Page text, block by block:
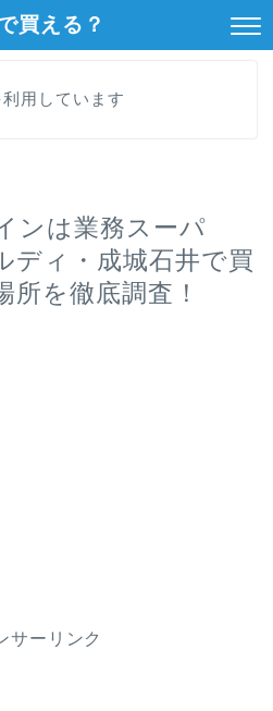
買える？
用しています
ンは業務スーパ
ディ・成城石井で買
所を徹底調査！
サーリンク